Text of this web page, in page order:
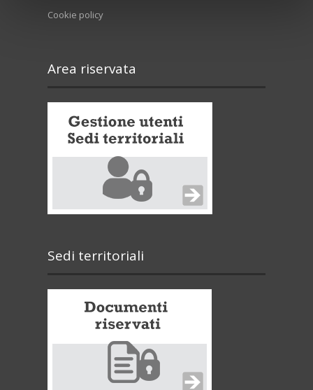
Cookie policy
Area riservata
Sedi territoriali